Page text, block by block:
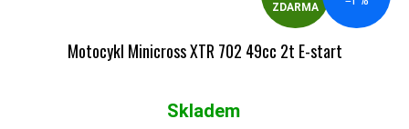
ZDARMA
Motocykl Minicross XTR 702 49cc 2t E-start
Průměrné hodnocení produktu je 5,0 z 5 hvězdiček.
Skladem